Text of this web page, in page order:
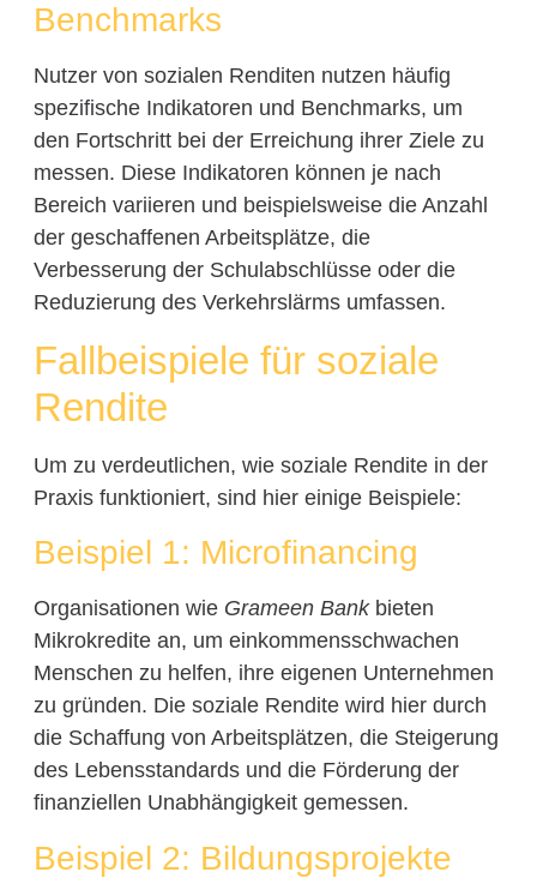
Benchmarks
Nutzer von sozialen Renditen nutzen häufig
spezifische Indikatoren und Benchmarks, um
den Fortschritt bei der Erreichung ihrer Ziele zu
messen. Diese Indikatoren können je nach
Bereich variieren und beispielsweise die Anzahl
der geschaffenen Arbeitsplätze, die
Verbesserung der Schulabschlüsse oder die
Reduzierung des Verkehrslärms umfassen.
Fallbeispiele für soziale
Rendite
Um zu verdeutlichen, wie soziale Rendite in der
Praxis funktioniert, sind hier einige Beispiele:
Beispiel 1: Microfinancing
Organisationen wie Grameen Bankbieten
Mikrokredite an, um einkommensschwachen
Menschen zu helfen, ihre eigenen Unternehmen
zu gründen. Die soziale Rendite wird hier durch
die Schaffung von Arbeitsplätzen, die Steigerung
des Lebensstandards und die Förderung der
finanziellen Unabhängigkeit gemessen.
Beispiel 2: Bildungsprojekte